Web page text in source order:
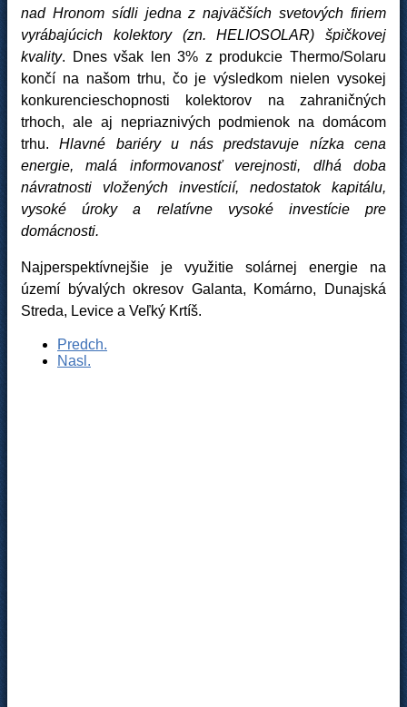
nad Hronom sídli jedna z najväčších svetových firiem
vyrábajúcich kolektory (zn. HELIOSOLAR) špičkovej
kvality. Dnes však len 3% z produkcie Thermo/Solaru
končí na našom trhu, čo je výsledkom nielen vysokej
konkurencieschopnosti kolektorov na zahraničných
trhoch, ale aj nepriaznivých podmienok na domácom
trhu. Hlavné bariéry u nás predstavuje nízka cena
energie, malá informovanosť verejnosti, dlhá doba
návratnosti vložených investícií, nedostatok kapitálu,
vysoké úroky a relatívne vysoké investície pre
domácnosti.
Najperspektívnejšie je využitie solárnej energie na
území bývalých okresov Galanta, Komárno, Dunajská
Streda, Levice a Veľký Krtíš.
Predch.
Nasl.